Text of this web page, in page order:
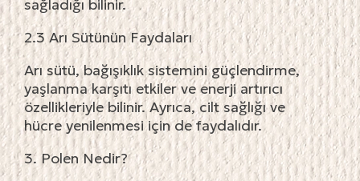
sağladığı bilinir.
2.3 Arı Sütünün Faydaları
Arı sütü, bağışıklık sistemini güçlendirme,
yaşlanma karşıtı etkiler ve enerji artırıcı
özellikleriyle bilinir. Ayrıca, cilt sağlığı ve
hücre yenilenmesi için de faydalıdır.
3. Polen Nedir?